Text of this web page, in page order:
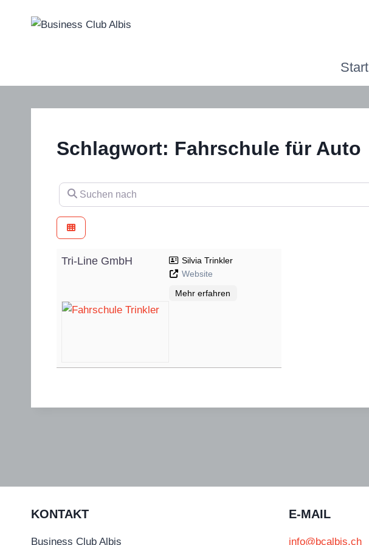
Start
Schlagwort: Fahrschule für Auto
Suchen nach
Tri-Line GmbH
Silvia Trinkler
Website
Mehr erfahren
KONTAKT
Business Club Albis
E-MAIL
info@bcalbis.ch